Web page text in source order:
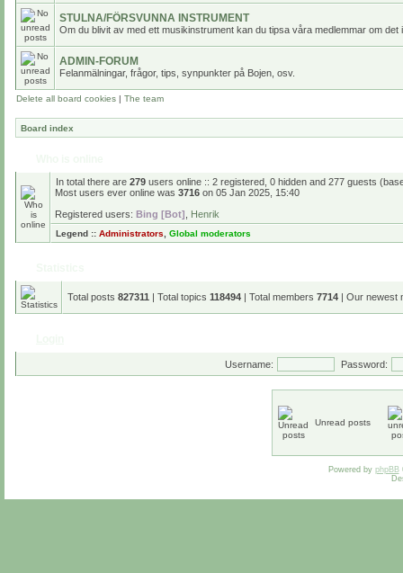
STULNA/FÖRSVUNNA INSTRUMENT
Om du blivit av med ett musikinstrument kan du tipsa våra medlemmar om det
ADMIN-FORUM
Felanmälningar, frågor, tips, synpunkter på Bojen, osv.
Delete all board cookies | The team
Board index
In total there are 279 users online :: 2 registered, 0 hidden and 277 guests
Most users ever online was 3716 on 05 Jan 2025, 15:40
Registered users: Bing [Bot] Henrik
Legend :: Administrators Global moderators
Total posts 827311 | Total topics 118494 | Total members 7714 | Our newest
Username: Password:
Unread posts
Powered by phpBB